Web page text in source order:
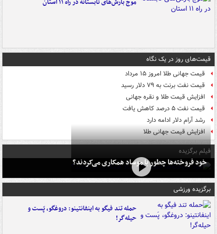
قیمت‌های روز در یک نگاه
قیمت جهانی طلا امروز ۱۵ مرداد
قیمت نفت برنت به ۷۹ دلار رسید
افزایش قیمت طلا و نقره جهانی
قیمت نفت ۵ درصد کاهش یافت
رشد آرام دلار ادامه دارد
افزایش قیمت جهانی طلا
فیلم برگزیده
خود فروخته‌ها چطور با موساد همکاری می‌کردند؟
برگزیده ورزشی
حمله تند فیگو به اینفانتینو: دروغگو، پَست‌ و
حیله‌گر!